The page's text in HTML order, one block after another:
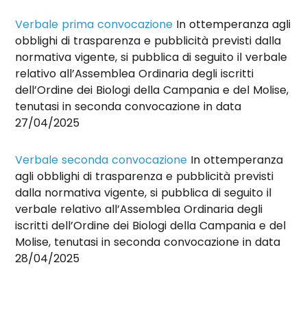
Verbale prima convocazione In ottemperanza agli
obblighi di trasparenza e pubblicità previsti dalla
normativa vigente, si pubblica di seguito il verbale
relativo all’Assemblea Ordinaria degli iscritti
dell’Ordine dei Biologi della Campania e del Molise,
tenutasi in seconda convocazione in data
27/04/2025
Verbale seconda convocazione In ottemperanza
agli obblighi di trasparenza e pubblicità previsti
dalla normativa vigente, si pubblica di seguito il
verbale relativo all’Assemblea Ordinaria degli
iscritti dell’Ordine dei Biologi della Campania e del
Molise, tenutasi in seconda convocazione in data
28/04/2025